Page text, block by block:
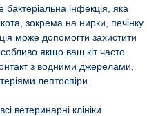
інфекція, яка
зокрема на нирки, печінку
може допомогти захистити
якщо ваш кіт часто
з водними джерелами,
лептоспіри.
ветеринарні клініки